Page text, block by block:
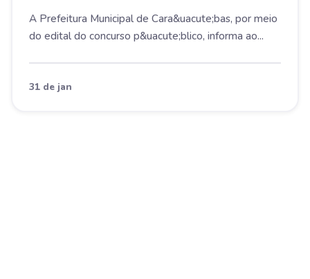
A Prefeitura Municipal de Cara&uacute;bas, por meio
do edital do concurso p&uacute;blico, informa ao...
31 de jan